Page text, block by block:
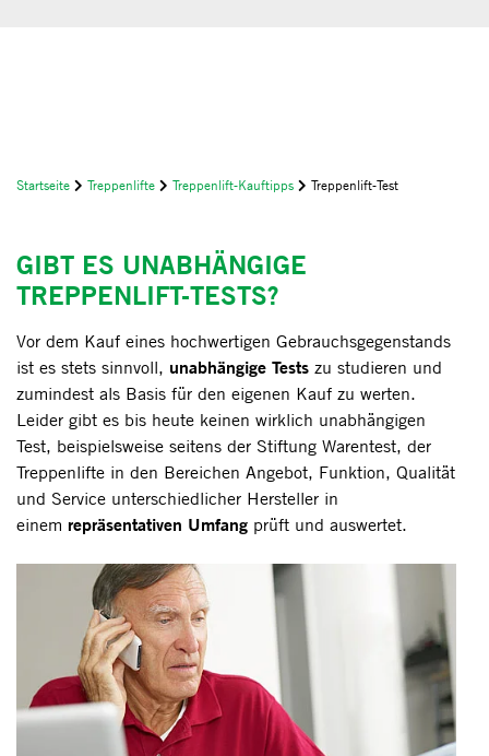
Startseite Treppenlifte Treppenlift-Kauftipps Treppenlift-Test
GIBT ES UNABHÄNGIGE
TREPPENLIFT-TESTS?
Vor dem Kauf eines hochwertigen Gebrauchsgegenstands
ist es stets sinnvoll, unabhängige Tests zu studieren und
zumindest als Basis für den eigenen Kauf zu werten.
Leider gibt es bis heute keinen wirklich unabhängigen
Test, beispielsweise seitens der Stiftung Warentest, der
Treppenlifte in den Bereichen Angebot, Funktion, Qualität
und Service unterschiedlicher Hersteller in
einem repräsentativen Umfang prüft und auswertet.